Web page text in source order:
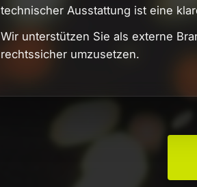
technischer Ausstattung ist eine
Wir unterstützen Sie als externe
rechtssicher umzusetzen.